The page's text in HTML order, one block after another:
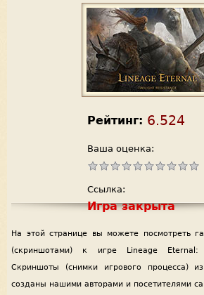
Рейтинг: 6.524
Ваша оценка:
Ссылка:
Игра закрыта
На этой странице вы можете посмотреть
(скриншотами) к игре Lineage Eternal:
Скриншоты (снимки игрового процесса)
созданы нашими авторами и посетителями